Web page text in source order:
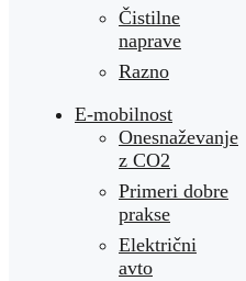
Čistilne
naprave
Razno
E-mobilnost
Onesnaževanje
z CO2
Primeri dobre
prakse
Električni
avto